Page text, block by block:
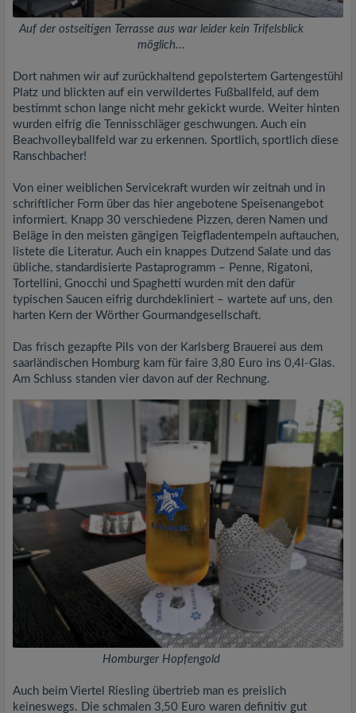
Auf der ostseitigen Terrasse aus war leider kein Trifelsblick
möglich...
Dort nahmen wir auf zurückhaltend gepolstertem Gartengestühl
Platz und blickten auf ein verwildertes Fußballfeld, auf dem
bestimmt schon lange nicht mehr gekickt wurde. Weiter hinten
wurden eifrig die Tennisschläger geschwungen. Auch ein
Beachvolleyballfeld war zu erkennen. Sportlich, sportlich diese
Ranschbacher!
Von einer weiblichen Servicekraft wurden wir zeitnah und in
schriftlicher Form über das hier angebotene Speisenangebot
informiert. Knapp 30 verschiedene Pizzen, deren Namen und
Beläge in den meisten gängigen Teigfladentempeln auftauchen,
listete die Literatur. Auch ein knappes Dutzend Salate und das
übliche, standardisierte Pastaprogramm – Penne, Rigatoni,
Tortellini, Gnocchi und Spaghetti wurden mit den dafür
typischen Saucen eifrig durchdekliniert – wartete auf uns, den
harten Kern der Wörther Gourmandgesellschaft.
Das frisch gezapfte Pils von der Karlsberg Brauerei aus dem
saarländischen Homburg kam für faire 3,80 Euro ins 0,4l-Glas.
Am Schluss standen vier davon auf der Rechnung.
Homburger Hopfengold
Auch beim Viertel Riesling übertrieb man es preislich
keineswegs. Die schmalen 3,50 Euro waren definitiv gut